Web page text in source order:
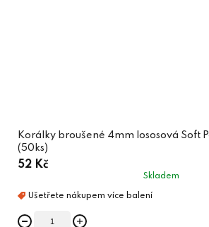
Korálky broušené 4mm lososová Soft
(50ks)
52 Kč
Skladem